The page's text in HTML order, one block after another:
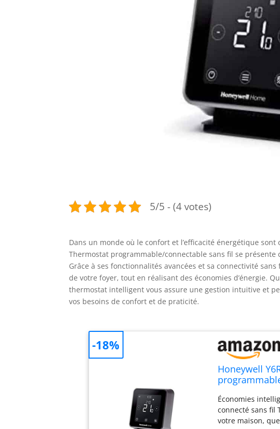
5/5 - (4 votes)
Dans un monde où le confort et l’efficacité énergétique sont
Thermostat programmable/connectable sans fil se
Grâce à ses fonctionnalités avancées et sa connectivité
de votre foyer, tout en réalisant des économies d’énergie.
thermostat intelligent vous assure une gestion intuitive et
vos besoins de confort et de praticité.
Honeywell
Économies
connecté sans fil
votre maison,
-18%